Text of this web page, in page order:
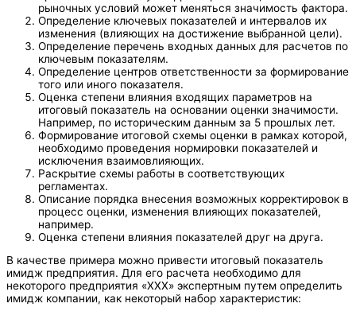
рыночных условий может меняться значимость фактора.
Определение ключевых показателей и интервалов их
изменения (влияющих на достижение выбранной цели).
Определение перечень входных данных для расчетов по
ключевым показателям.
Определение центров ответственности за формирование
того или иного показателя.
Оценка степени влияния входящих параметров на
итоговый показатель на основании оценки значимости.
Например, по историческим данным за 5 прошлых лет.
Формирование итоговой схемы оценки в рамках которой,
необходимо проведения нормировки показателей и
исключения взаимовлияющих.
Раскрытие схемы работы в соответствующих
регламентах.
Описание порядка внесения возможных корректировок в
процесс оценки, изменения влияющих показателей,
например.
Оценка степени влияния показателей друг на друга.
В качестве примера можно привести итоговый показатель
имидж предприятия. Для его расчета необходимо для
некоторого предприятия «ХХХ» экспертным путем определить
имидж компании, как некоторый набор характеристик: